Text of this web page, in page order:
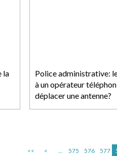
la
Police administrative:
à un opérateur
déplacer une antenne?
<< < ... 575 576 577